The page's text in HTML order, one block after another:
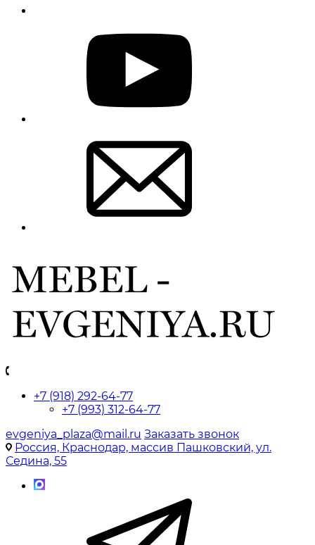
+7 (918) 292-64-77
+7 (993) 312-64-77
evgeniya_plaza@mail.ru Заказать звонок
Россия, Краснодар, массив Пашковский, ул.
Седина, 55